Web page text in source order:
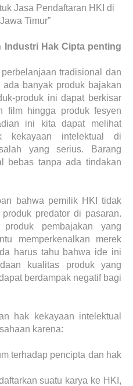
Jasa Pendaftaran HKI di
Timur”
Industri Hak Cipta penting
tradisional dan
banyak produk bajakan
produk ini dapat berkisar
film hingga produk fesyen
ini kita dapat melihat
kekayaan intelektual di
yang serius. Barang
bebas tanpa ada tindakan
bahwa pemilik HKI tidak
predator di pasaran.
pembajakan yang
memperkenalkan merek
harus tahu bahwa ide ini
kualitas produk yang
berdampak negatif bagi
hak kekayaan intelektual
karena:
terhadap pencipta dan hak
suatu karya ke HKI,